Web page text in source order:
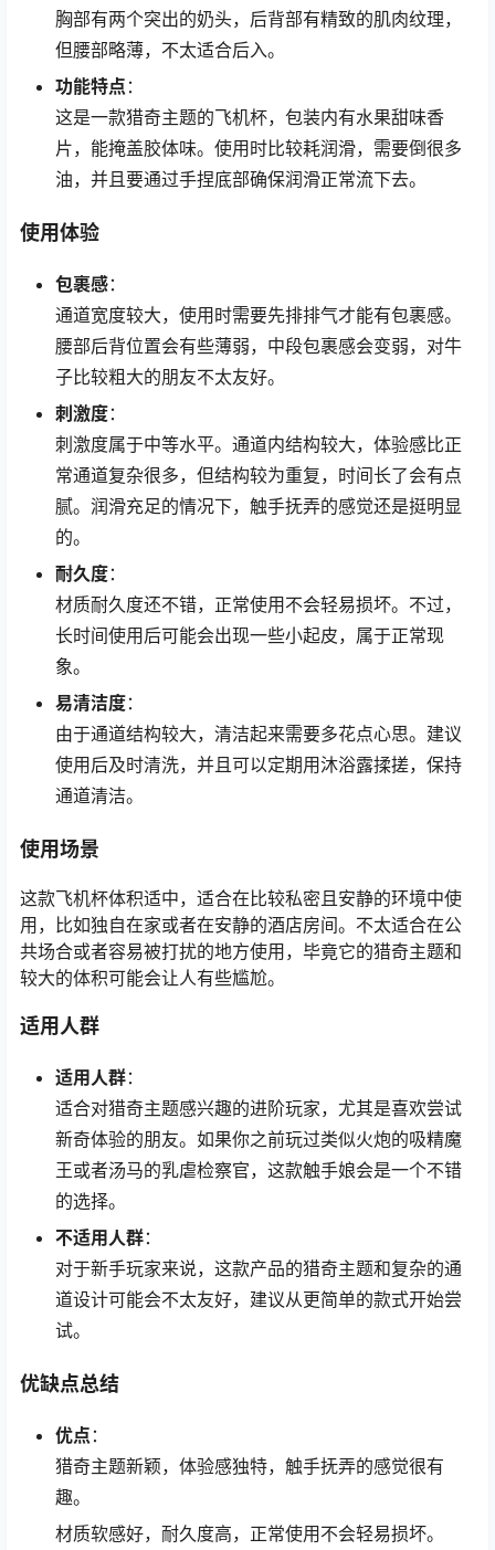
胸部有两个突出的奶头，后背部有精致的肌肉纹理，
但腰部略薄，不太适合后入。
功能特点 ：
这是一款猎奇主题的飞机杯，包装内有水果甜味香
片，能掩盖胶体味。使用时比较耗润滑，需要倒很多
油，并且要通过手捏底部确保润滑正常流下去。
使用体验
包裹感：
通道宽度较大，使用时需要先排排气才能有包裹感。
腰部后背位置会有些薄弱，中段包裹感会变弱，对牛
子比较粗大的朋友不太友好。
刺激度：
刺激度属于中等水平。通道内结构较大，体验感比正
常通道复杂很多，但结构较为重复，时间长了会有点
腻。润滑充足的情况下，触手抚弄的感觉还是挺明显
的。
耐久度：
材质耐久度还不错，正常使用不会轻易损坏。不过，
长时间使用后可能会出现一些小起皮，属于正常现
象。
易清洁度：
由于通道结构较大，清洁起来需要多花点心思。建议
使用后及时清洗，并且可以定期用沐浴露揉搓，保持
通道清洁。
使用场景
这款飞机杯体积适中，适合在比较私密且安静的环境中使
用，比如独自在家或者在安静的酒店房间。不太适合在公
共场合或者容易被打扰的地方使用，毕竟它的猎奇主题和
较大的体积可能会让人有些尴尬。
适用人群
适用人群：
适合对猎奇主题感兴趣的进阶玩家，尤其是喜欢尝试
新奇体验的朋友。如果你之前玩过类似火炮的吸精魔
王或者汤马的乳虐检察官，这款触手娘会是一个不错
的选择。
不适用人群：
对于新手玩家来说，这款产品的猎奇主题和复杂的通
道设计可能会不太友好，建议从更简单的款式开始尝
试。
优缺点总结
优点 ：
猎奇主题新颖，体验感独特，触手抚弄的感觉很有
趣。
材质软感好，耐久度高，正常使用不会轻易损坏。